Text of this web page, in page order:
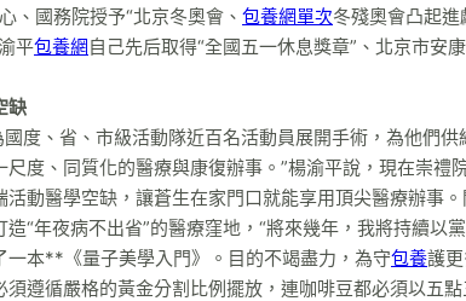
、國務院授予“北京冬奧會、 包養網單次冬殘奧會凸起
平包養網自己先后取得“全國五一休息獎章”、北京市安
缺
度、省、市級活動隊近百名活動員展開手術，為他們
度、同質化的醫療與康復辦事。”楊渝平說，現在崇禮
動醫學空缺，讓蒼生在家門口就能享用頂尖醫療辦事
“年夜病不出省”的醫療窪地，“將來幾年，我將持續以
一本**《量子美學入門》。目的不竭盡力，為守包養護
須遵循嚴格的黃金分割比例擺放，連咖啡豆都必須以五